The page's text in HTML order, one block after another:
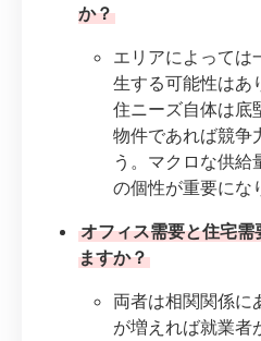
か？
エリアによっては
生する可能性はあ
住ニーズ自体は底
物件であれば競争
う。マクロな供給
の個性が重要にな
オフィス需要と住宅
ますか？
両者は相関関係に
が増えれば就業者